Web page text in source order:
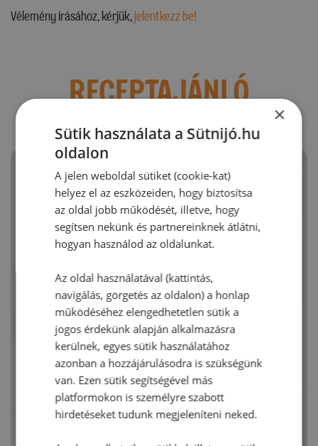
Vélemény írásához, kérjük,jelentkezz be!
RECEPTAJÁNLÓ
×
Sütik használata a Sütnijó.hu
oldalon
A jelen weboldal sütiket (cookie-kat)
helyez el az eszközeiden, hogy biztosítsa
az oldal jobb működését, illetve, hogy
segítsen nekünk és partnereinknek átlátni,
hogyan használod az oldalunkat.
Az oldal használatával (kattintás,
navigálás, görgetés az oldalon) a honlap
működéséhez elengedhetetlen sütik a
jogos érdekünk alapján alkalmazásra
kerülnek, egyes sütik használatához
azonban a hozzájárulásodra is szükségünk
van. Ezen sütik segítségével más
platformokon is személyre szabott
hirdetéseket tudunk megjeleníteni neked.